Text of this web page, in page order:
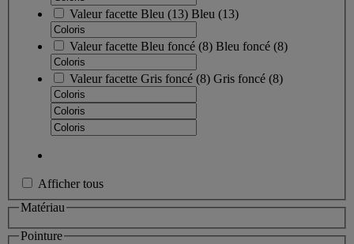
Valeur facette Bleu (13) Bleu (13)
Valeur facette Bleu foncé (8) Bleu foncé (8)
Valeur facette Gris foncé (8) Gris foncé (8)
Afficher tous
Matériau
Pointure